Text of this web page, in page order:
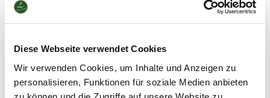
Diese Webseite verwendet Cookies
Wir verwenden Cookies, um Inhalte und Anzeigen zu
personalisieren, Funktionen für soziale Medien anbieten
Zitronenmelisse, finessenreich und fruchtbetont, mit
belebendem Säurespiel.
Speiseempfehlung: Aperitif, knackige Salate,
asiatische Speisen und als Terrassenwein